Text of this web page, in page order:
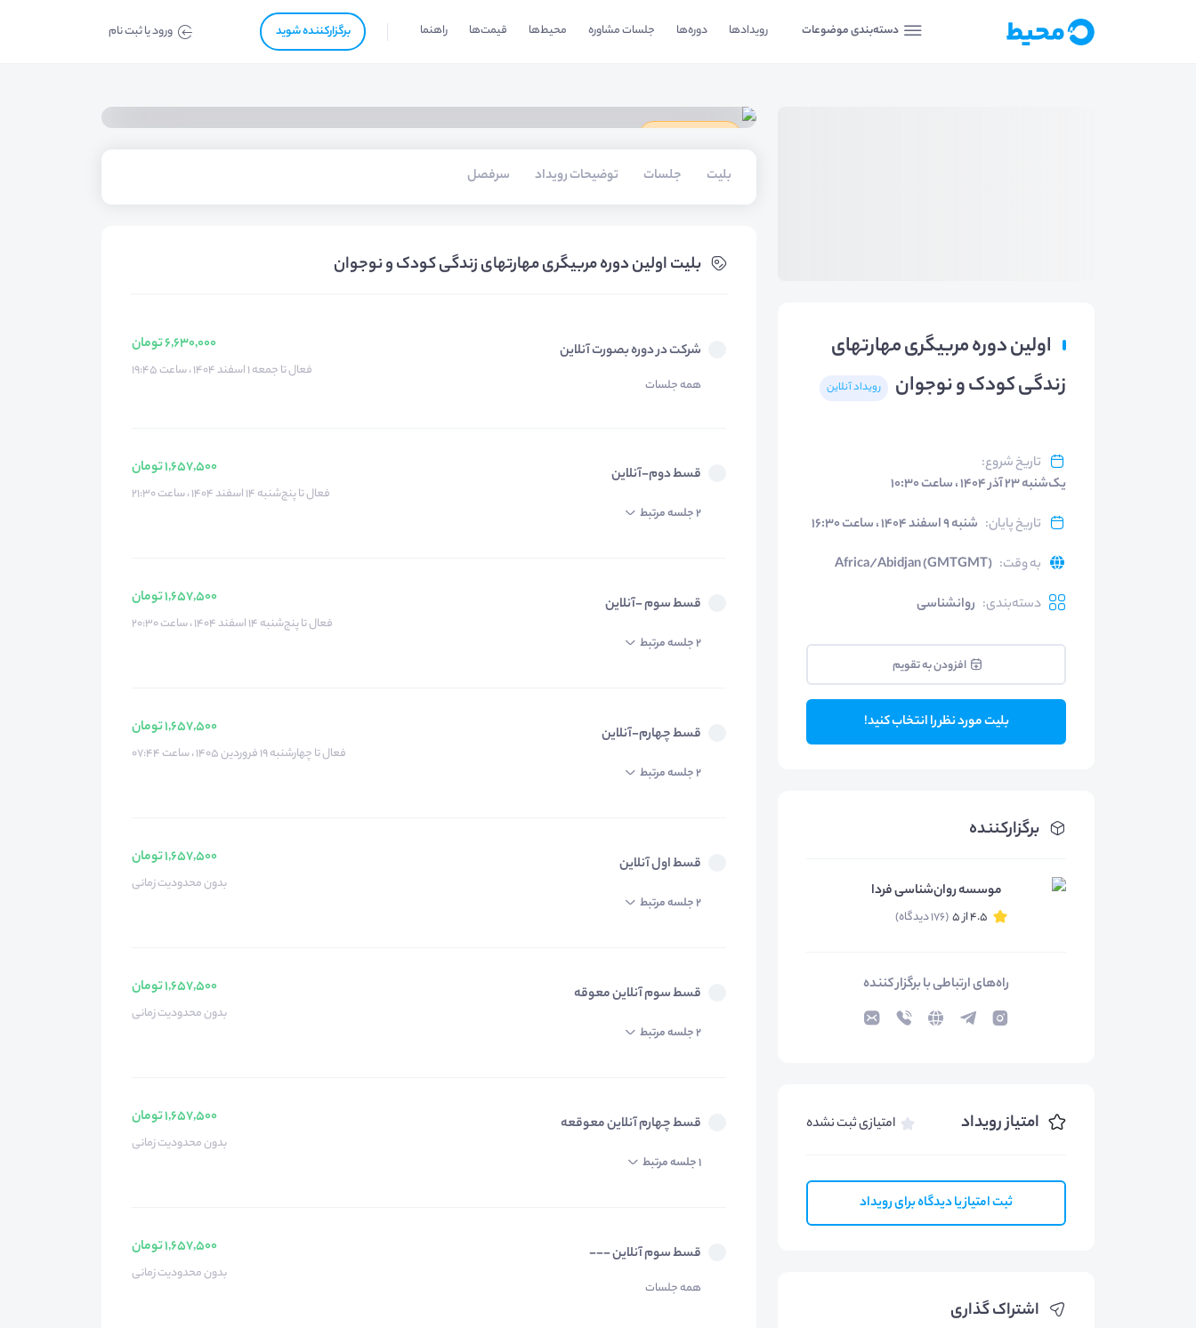
دسته‌بندی موضوعات رویدادها دوره‌ها جلسات مشاوره محیط‌ها قیمت‌ها راهنما برگزار‌‌کننده شوید ورود یا ثبت نام
اولین دوره مربیگری مهارتهای
زندگی کودک و نوجوان
رویداد آنلاین
تاریخ شروع:
یک‌شنبه ۲۳ آذر ۱۴۰۴ ، ساعت ۱۰:۳۰
تاریخ پایان: شنبه ۹ اسفند ۱۴۰۴ ، ساعت ۱۶:۳۰
به وقت:
Africa/Abidjan (GMTGMT)
دسته‌بندی: روانشناسی
افزودن به تقویم
بلیت مورد نظر را انتخاب کنید!
برگزارکننده
موسسه روان‌شناسی فردا
4.5 از 5 (176 دیدگاه)
راه‌های ارتباطی با برگزار کننده
امتیاز رویداد امتیازی ثبت نشده
ثبت امتیاز یا دیدگاه برای رویداد
اشتراک گذاری
بلیت‌ جلسات توضیحات رویداد سرفصل
بلیت‌ اولین دوره مربیگری مهارتهای زندگی کودک و نوجوان
شرکت در دوره بصورت آنلاین
همه جلسات
6,630,000 تومان
فعال تا جمعه ۱ اسفند ۱۴۰۴ ، ساعت ۱۹:۴۵
قسط دوم-آنلاین
2 جلسه مرتبط
1,657,500 تومان
فعال تا پنج‌شنبه ۱۴ اسفند ۱۴۰۴ ، ساعت ۲۱:۳۰
قسط سوم -آنلاین
2 جلسه مرتبط
1,657,500 تومان
فعال تا پنج‌شنبه ۱۴ اسفند ۱۴۰۴ ، ساعت ۲۰:۳۰
قسط چهارم-آنلاین
2 جلسه مرتبط
1,657,500 تومان
فعال تا چهارشنبه ۱۹ فروردین ۱۴۰۵ ، ساعت ۰۷:۴۴
قسط اول آنلاین
2 جلسه مرتبط
1,657,500 تومان
بدون محدودیت زمانی
قسط سوم آنلاین معوقه
2 جلسه مرتبط
1,657,500 تومان
بدون محدودیت زمانی
قسط چهارم آنلاین معوقعه
1 جلسه مرتبط
1,657,500 تومان
بدون محدودیت زمانی
قسط سوم آنلاین ---
همه جلسات
1,657,500 تومان
بدون محدودیت زمانی